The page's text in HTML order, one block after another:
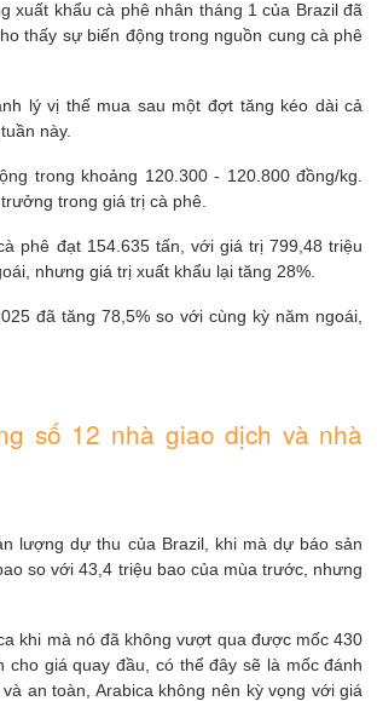
xuất khẩu cà phê nhân tháng 1 của Brazil đã
thấy sự biến động trong nguồn cung cà phê
lý vị thế mua sau một đợt tăng kéo dài cả
này.
trong khoảng 120.300 - 120.800 đồng/kg.
trong giá trị cà phê.
phê đạt 154.635 tấn, với giá trị 799,48 triệu
nhưng giá trị xuất khẩu lại tăng 28%.
đã tăng 78,5% so với cùng kỳ năm ngoái,
số 12 nhà giao dịch và nhà
lượng dự thu của Brazil, khi mà dự báo sản
so với 43,4 triệu bao của mùa trước, nhưng
khi mà nó đã không vượt qua được mốc 430
giá quay đầu, có thể đây sẽ là mốc đánh
an toàn, Arabica không nên kỳ vọng với giá